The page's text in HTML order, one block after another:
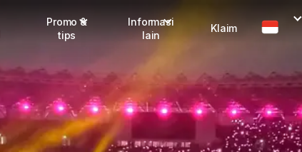
Promo &
tips
Promo terbaru
Info seller
Info mitra
Informasi
lain
Dangerous Goods
Karantina
FAQ
Klaim